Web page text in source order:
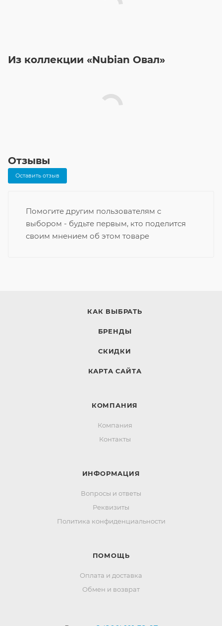
Из коллекции «Nubian Овал»
Отзывы
Оставить отзыв
Помогите другим пользователям с
выбором - будьте первым, кто поделится
своим мнением об этом товаре
КАК ВЫБРАТЬ
БРЕНДЫ
СКИДКИ
КАРТА САЙТА
КОМПАНИЯ
Компания
Контакты
ИНФОРМАЦИЯ
Вопросы и ответы
Реквизиты
Политика конфиденциальности
ПОМОЩЬ
Оплата и доставка
Обмен и возврат